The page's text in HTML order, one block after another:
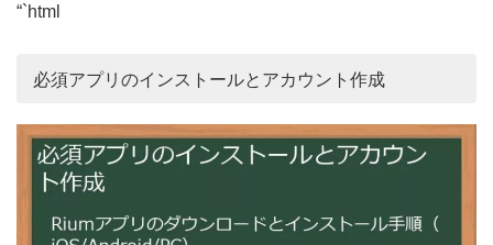
“`html
必須アプリのインストールとアカウント作成